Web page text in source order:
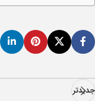
جدیدتر